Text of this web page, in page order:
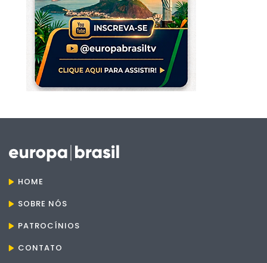
HOME
SOBRE NÓS
PATROCÍNIOS
CONTATO